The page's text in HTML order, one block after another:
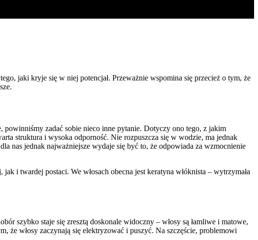
jaki kryje się w niej potencjał. Przeważnie wspomina się przecież o tym, że
powinniśmy zadać sobie nieco inne pytanie. Dotyczy ono tego, z jakim
struktura i wysoka odporność. Nie rozpuszcza się w wodzie, ma jednak
nas jednak najważniejsze wydaje się być to, że odpowiada za wzmocnienie
i twardej postaci. We włosach obecna jest keratyna włóknista – wytrzymała
szybko staje się zresztą doskonale widoczny – włosy są łamliwe i matowe,
że włosy zaczynają się elektryzować i puszyć. Na szczęście, problemowi